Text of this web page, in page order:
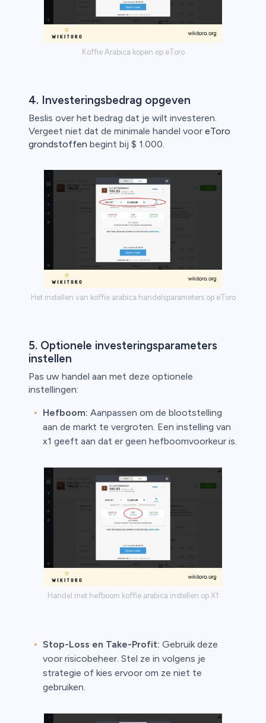
Koffie Arabica kopen op eToro
4. Investeringsbedrag opgeven
Beslis over het bedrag dat je wilt investeren.
Vergeet niet dat de minimale handel voor eToro
grondstoffen begint bij $ 1.000.
Het instellen van koffie arabica handelsparameters op eToro
5. Optionele investeringsparameters
instellen
Pas uw handel aan met deze optionele
instellingen:
Hefboom: Aanpassen om de blootstelling
aan de markt te vergroten. Een instelling van
x1 geeft aan dat er geen hefboomvoorkeur is.
Handel met hefboom koffie arabica instellen op X1
Stop-Loss en Take-Profit: Gebruik deze
voor risicobeheer. Stel ze in volgens je
strategie of kies ervoor om ze niet te
gebruiken.